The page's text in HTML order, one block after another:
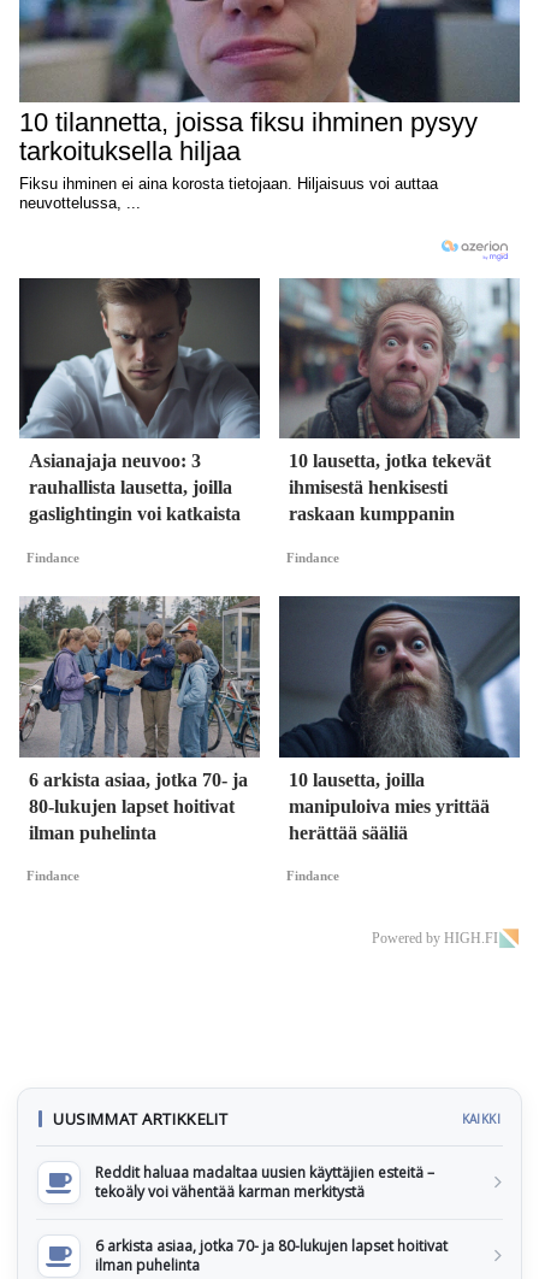
Asianajaja neuvoo: 3
rauhallista lausetta, joilla
gaslightingin voi katkaista
Findance
10 lausetta, jotka tekevät
ihmisestä henkisesti
raskaan kumppanin
Findance
6 arkista asiaa, jotka 70- ja
80-lukujen lapset hoitivat
ilman puhelinta
Findance
10 lausetta, joilla
manipuloiva mies yrittää
herättää sääliä
Findance
Powered by HIGH.FI
UUSIMMAT ARTIKKELIT KAIKKI
Reddit haluaa madaltaa uusien käyttäjien esteitä –
tekoäly voi vähentää karman merkitystä
6 arkista asiaa, jotka 70- ja 80-lukujen lapset hoitivat
ilman puhelinta